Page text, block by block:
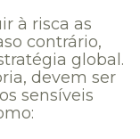
à risca as
contrário,
global.
devem ser
sensíveis